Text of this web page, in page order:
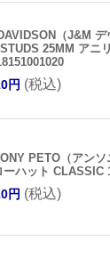
（J&M デ
25MM アニ
円 (税込)
PETO（アンソ
ーハット CLASSIC
円 (税込)